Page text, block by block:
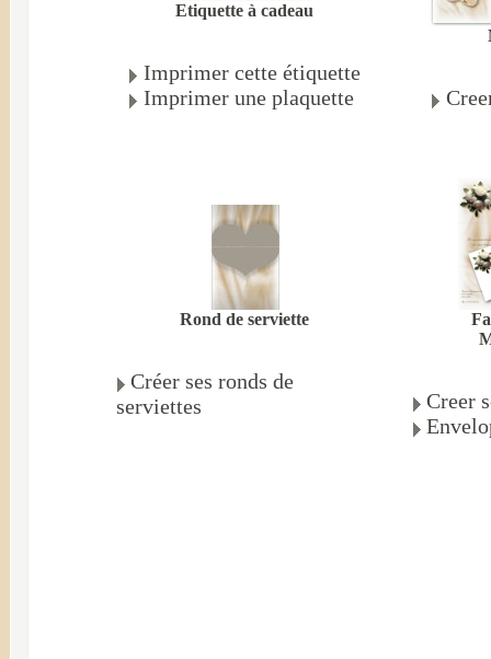
Etiquette à cadeau
Imprimer cette étiquette
Imprimer une plaquette
Rond de serviette
Créer ses ronds de
serviettes
Creer